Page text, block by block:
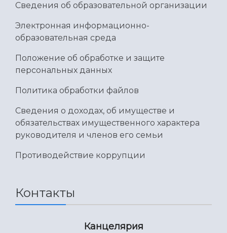
Сведения об образовательной организации
Электронная информационно-
образовательная среда
Положение об обработке и защите
персональных данных
Политика обработки файлов
Сведения о доходах, об имуществе и
обязательствах имущественного характера
руководителя и членов его семьи
Противодействие коррупции
Контакты
Канцелярия